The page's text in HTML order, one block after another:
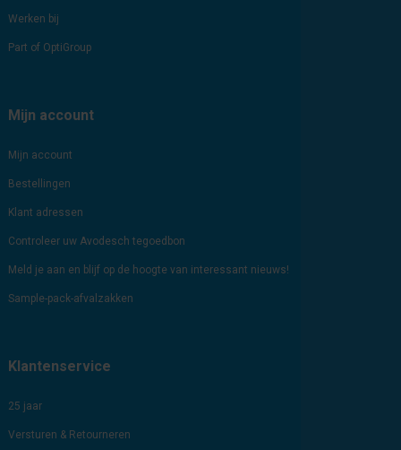
Werken bij
Part of OptiGroup
Mijn account
Mijn account
Bestellingen
Klant adressen
Controleer uw Avodesch tegoedbon
Meld je aan en blijf op de hoogte van interessant nieuws!
Sample-pack-afvalzakken
Klantenservice
25 jaar
Versturen & Retourneren